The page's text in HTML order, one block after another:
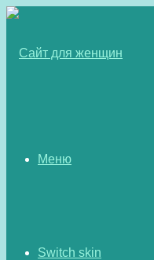
Меню
Switch skin